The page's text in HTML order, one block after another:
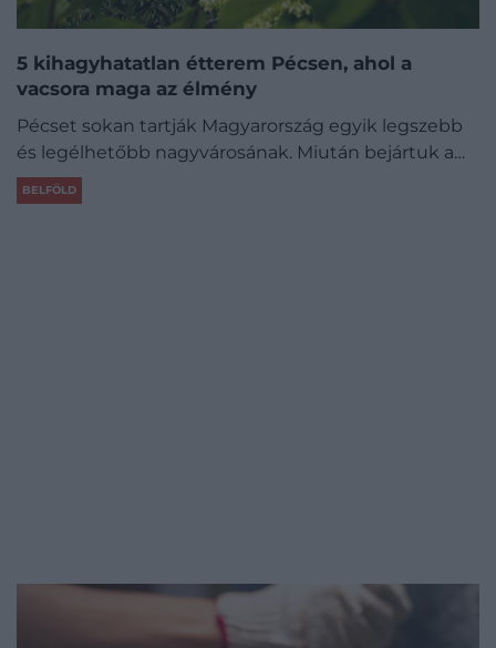
5 kihagyhatatlan étterem Pécsen, ahol a
vacsora maga az élmény
Pécset sokan tartják Magyarország egyik legszebb
és legélhetőbb nagyvárosának. Miután bejártuk a…
BELFÖLD